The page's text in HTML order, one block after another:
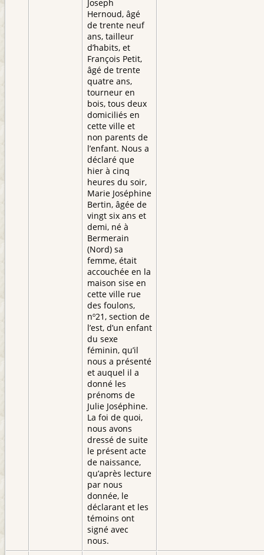
Joseph
Hernoud, âgé
de trente neuf
ans, tailleur
d’habits, et
François Petit,
âgé de trente
quatre ans,
tourneur en
bois, tous deux
domiciliés en
cette ville et
non parents de
l’enfant. Nous a
déclaré que
hier à cinq
heures du soir,
Marie Joséphine
Bertin, âgée de
vingt six ans et
demi, né à
Bermerain
(Nord) sa
femme, était
accouchée en la
maison sise en
cette ville rue
des foulons,
nº21, section de
l’est, d’un enfant
du sexe
féminin, qu’il
nous a présenté
et auquel il a
donné les
prénoms de
Julie Joséphine.
La foi de quoi,
nous avons
dressé de suite
le présent acte
de naissance,
qu’après lecture
par nous
donnée, le
déclarant et les
témoins ont
signé avec
nous.